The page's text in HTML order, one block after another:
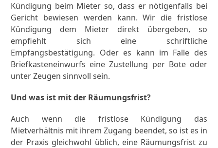
Kündigung beim Mieter so, dass er nötigenfalls bei
Gericht bewiesen werden kann. Wir die fristlose
Kündigung dem Mieter direkt übergeben, so
empfiehlt sich eine schriftliche
Empfangsbestätigung. Oder es kann im Falle des
Briefkasteneinwurfs eine Zustellung per Bote oder
unter Zeugen sinnvoll sein.
Und was ist mit der Räumungsfrist?
Auch wenn die fristlose Kündigung das
Mietverhältnis mit ihrem Zugang beendet, so ist es in
der Praxis gleichwohl üblich, eine Räumungsfrist zu